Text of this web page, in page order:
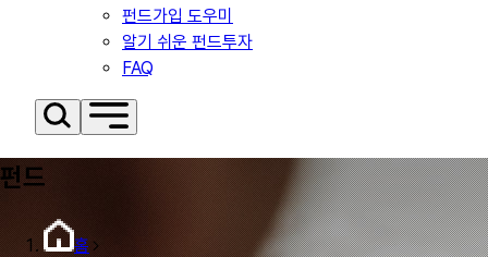
펀드가입 도우미
알기 쉬운 펀드투자
FAQ
펀드
홈